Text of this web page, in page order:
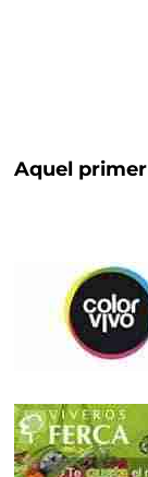
Aquel